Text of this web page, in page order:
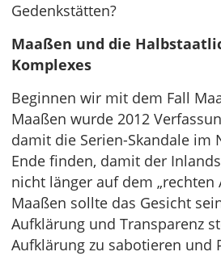
Gedenkstätten?
Maaßen und die
Komplexes
Beginnen wir mit dem Fall
Maaßen wurde 2012
damit die Serien-Skandale im
Ende finden, damit der
nicht länger auf dem „rechten
Maaßen sollte das Gesicht
Aufklärung und Transparenz
Aufklärung zu sabotieren und